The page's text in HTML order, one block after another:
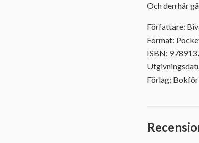
Och den här
Författare:
Format:
ISBN:
Förlag: